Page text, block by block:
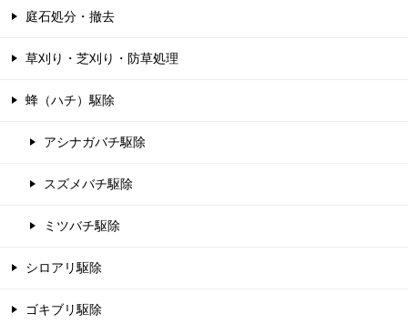
庭石処分・撤去
草刈り・芝刈り・防草処理
蜂（ハチ）駆除
アシナガバチ駆除
スズメバチ駆除
ミツバチ駆除
シロアリ駆除
ゴキブリ駆除